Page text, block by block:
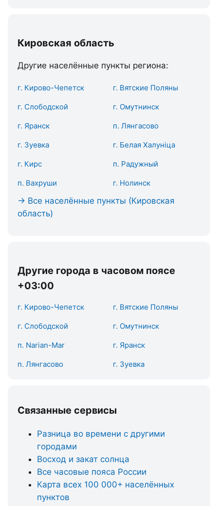
Кировская область
Другие населённые пункты региона:
г. Кирово-Чепетск г. Вятские Поляны
г. Слободской г. Омутнинск
г. Яранск п. Лянгасово
г. Зуевка г. Белая Халуніца
г. Кирс п. Радужный
п. Вахруши г. Нолинск
→ Все населённые пункты (Кировская
область)
Другие города в часовом поясе
+03:00
г. Кирово-Чепетск г. Вятские Поляны
г. Слободской г. Омутнинск
п. Narian-Mar г. Яранск
п. Лянгасово г. Зуевка
Связанные сервисы
Разница во времени с другими
городами
Восход и закат солнца
Все часовые пояса России
Карта всех 100 000+ населённых
пунктов